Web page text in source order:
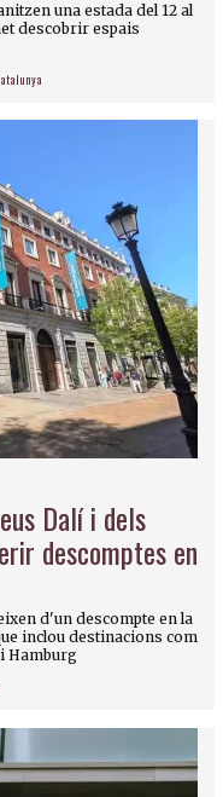
una estada del 12 al
descobrir espais
Dalí i dels
descomptes en
d'un descompte en la
inclou destinacions com
Hamburg